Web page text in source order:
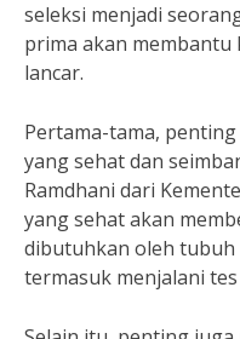
seleksi menjadi
prima akan membantu
lancar.
Pertama-tama,
yang sehat dan
Ramdhani dari
yang sehat akan
dibutuhkan oleh
termasuk menjalani